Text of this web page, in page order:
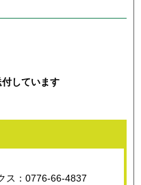
しています
ス：0776-66-4837